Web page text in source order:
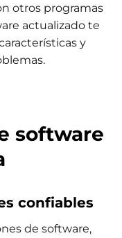
otros programas
actualizado te
y
software
confiables
de software,